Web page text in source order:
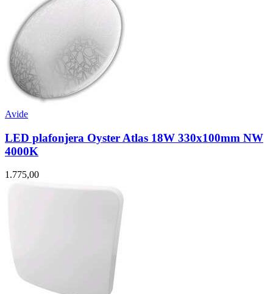
Avide
LED plafonjera Oyster Atlas 18W 330x100mm NW
4000K
1.775,00